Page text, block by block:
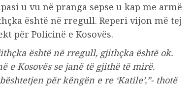
u vu në pranga sepse u kap me armë
është në rregull. Reperi vijon më tej
për Policinë e Kosovës.
është në rregull, gjithçka është ok.
e Kosovës se janë të gjithë të mirë.
për këngën e re ‘Katile’,”- thotë